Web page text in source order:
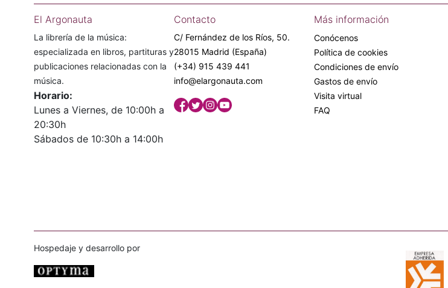
El Argonauta
La librería de la música:
especializada en libros, partituras y
publicaciones relacionadas con la
música.
Horario:
Lunes a Viernes, de 10:00h a
20:30h
Sábados de 10:30h a 14:00h
Contacto
C/ Fernández de los Ríos, 50.
28015 Madrid (España)
(+34) 915 439 441
info@elargonauta.com
Más información
Conócenos
Política de cookies
Condiciones de envío
Gastos de envío
Visita virtual
FAQ
Hospedaje y desarrollo por